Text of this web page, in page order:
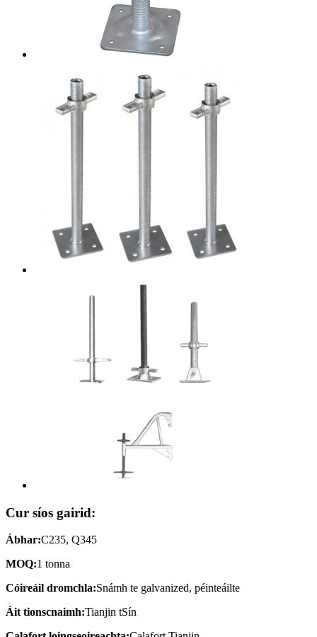
Cur síos gairid:
Ábhar:C235, Q345
MOQ:1 tonna
Cóireáil dromchla:Snámh te galvanized, péinteáilte
Áit tionscnaimh:Tianjin tSín